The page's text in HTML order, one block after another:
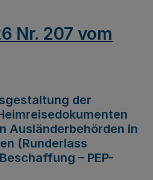
Nr. 207 vom
der
Ausländerbehörden in
(Runderlass
– PEP-